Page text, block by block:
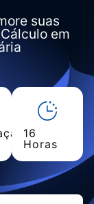
suas
em
16
Horas